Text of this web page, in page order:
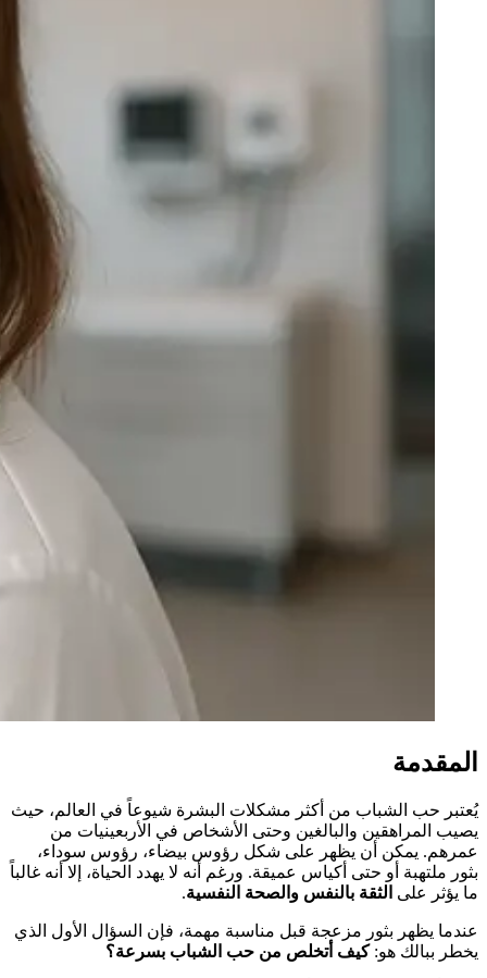
المقدمة
يُعتبر حب الشباب من أكثر مشكلات البشرة شيوعاً في العالم، حيث
يصيب المراهقين والبالغين وحتى الأشخاص في الأربعينيات من
عمرهم. يمكن أن يظهر على شكل رؤوس بيضاء، رؤوس سوداء،
بثور ملتهبة أو حتى أكياس عميقة. ورغم أنه لا يهدد الحياة، إلا أنه غالباً
ما يؤثر على الثقة بالنفس والصحة النفسية.
عندما يظهر بثور مزعجة قبل مناسبة مهمة، فإن السؤال الأول الذي
يخطر ببالك هو:كيف أتخلص من حب الشباب بسرعة؟